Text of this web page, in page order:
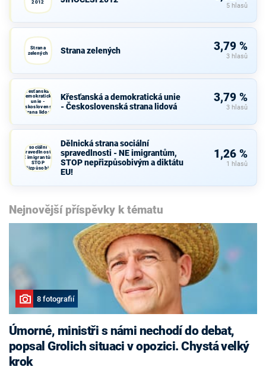
2012
5 hlasů
Strana
zelených
Strana zelených 3,79 %
3 hlasů
Křesťanská a
demokratická
unie -
Československá
strana lidová
Křesťanská a demokratická unie
- Československá strana lidová
3,79 %
3 hlasů
sociální
spravedlnosti -
NE imigrantům,
STOP
nepřizpůsobivým
a diktátu EU!
Dělnická strana sociální
spravedlnosti - NE imigrantům,
STOP nepřizpůsobivým a diktátu
EU!
1,26 %
1 hlasů
Nejnovější příspěvky k tématu
8 fotografií
Úmorné, ministři s námi nechodí do debat,
popsal Grolich situaci v opozici. Chystá velký
krok